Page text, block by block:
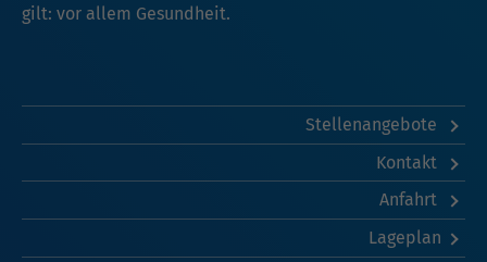
gilt: vor allem Gesundheit.
Stellenangebote
Kontakt
Anfahrt
Lageplan